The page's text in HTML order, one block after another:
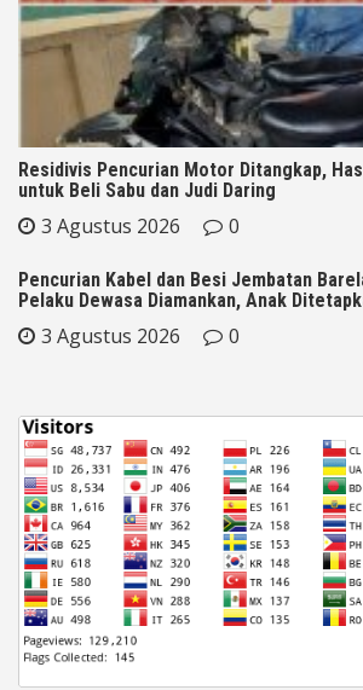
Residivis Pencurian Motor Ditangkap,
untuk Beli Sabu dan Judi Daring
3 Agustus 2026 0
Pencurian Kabel dan Besi Jembatan
Pelaku Dewasa Diamankan, Anak
3 Agustus 2026 0